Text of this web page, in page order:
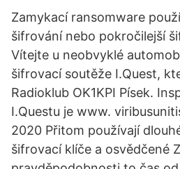
Zamykací ransomware
šifrování nebo pokročilejší
Vítejte u neobvyklé
šifrovací soutěže I.Quest,
Radioklub OK1KPI Písek.
I.Questu je www.
2020 Přitom používají
šifrovací klíče a osvědčené